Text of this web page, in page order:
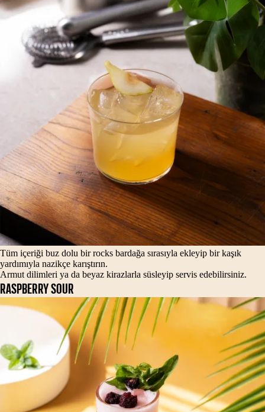
Tüm içeriği buz dolu bir rocks bardağa sırasıyla ekleyip bir kaşık
yardımıyla nazikçe karıştırın.
Armut dilimleri ya da beyaz kirazlarla süsleyip servis edebilirsiniz.
RASPBERRY SOUR